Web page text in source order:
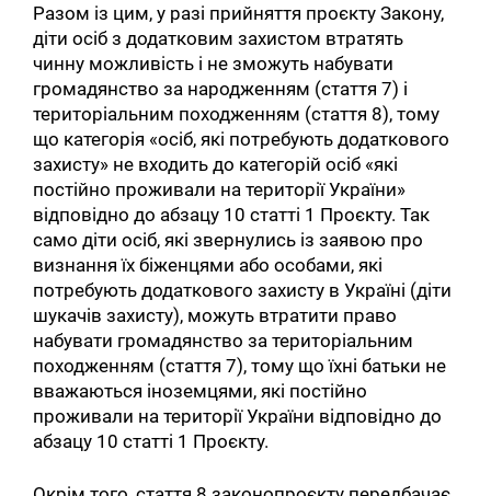
Разом із цим, у разі прийняття проєкту Закону,
діти осіб з додатковим захистом втратять
чинну можливість і не зможуть набувати
громадянство за народженням (стаття 7) і
територіальним походженням (стаття 8), тому
що категорія «осіб, які потребують додаткового
захисту» не входить до категорій осіб «які
постійно проживали на території України»
відповідно до абзацу 10 статті 1 Проєкту. Так
само діти осіб, які звернулись із заявою про
визнання їх біженцями або особами, які
потребують додаткового захисту в Україні (діти
шукачів захисту), можуть втратити право
набувати громадянство за територіальним
походженням (стаття 7), тому що їхні батьки не
вважаються іноземцями, які постійно
проживали на території України відповідно до
абзацу 10 статті 1 Проєкту.